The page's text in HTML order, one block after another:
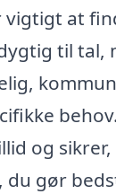
at
til tal,
og
gør